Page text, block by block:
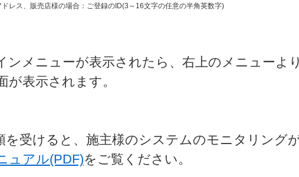
レス、販売店様の場合：ご登録のID(3～16文字の任意の半角英数字)
ンメニューが表示されたら、右上のメニューよ
表示されます。
を受けると、施主様のシステムのモニタリング
ュアル(PDF)をご覧ください。